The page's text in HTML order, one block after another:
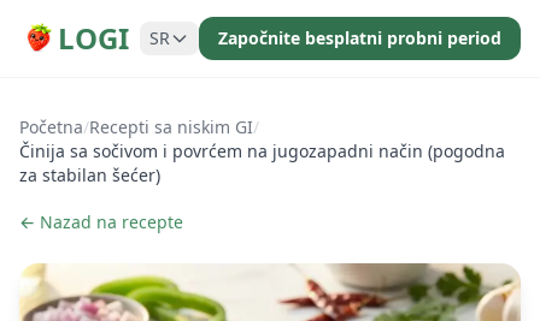
LOGI SR Započnite besplatni probni period
Početna/Recepti sa niskim GI/
Činija sa sočivom i povrćem na jugozapadni način (pogodna
za stabilan šećer)
← Nazad na recepte